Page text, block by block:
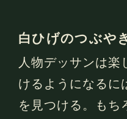
白ひげのつぶや
人物デッサンは楽
けるようになるに
を見つける。もち